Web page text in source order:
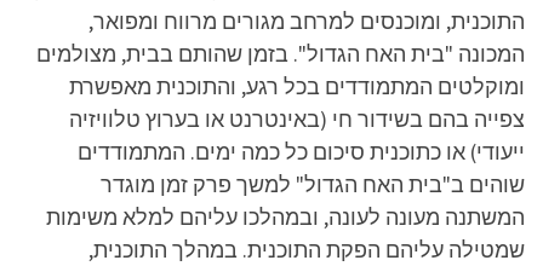
התוכנית, ומוכנסים למרחב מגורים מרווח ומפואר,
המכונה "בית האח הגדול". בזמן שהותם בבית, מצולמים
ומוקלטים המתמודדים בכל רגע, והתוכנית מאפשרת
צפייה בהם בשידור חי (באינטרנט או בערוץ טלוויזיה
ייעודי) או כתוכנית סיכום כל כמה ימים. המתמודדים
שוהים ב"בית האח הגדול" למשך פרק זמן מוגדר
המשתנה מעונה לעונה, ובמהלכו עליהם למלא משימות
שמטילה עליהם הפקת התוכנית. במהלך התוכנית,